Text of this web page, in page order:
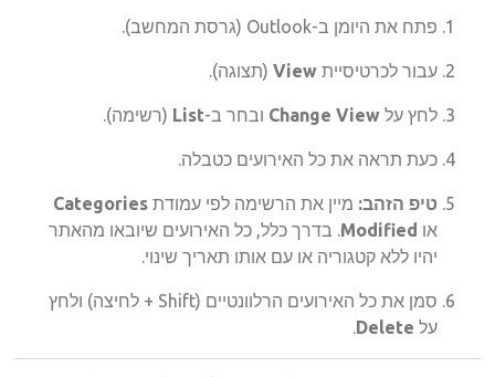
פתח את היומן ב-Outlook (גרסת המחשב).
עבור לכרטיסיית View (תצוגה).
לחץ על Change View ובחר ב-List (רשימה).
כעת תראה את כל האירועים כטבלה.
טיפ הזהב: מיין את הרשימה לפי עמודת Categories
או Modified. בדרך כלל, כל האירועים שיובאו מהאתר
יהיו ללא קטגוריה או עם אותו תאריך שינוי.
סמן את כל האירועים הרלוונטיים (Shift + לחיצה) ולחץ
על Delete
.